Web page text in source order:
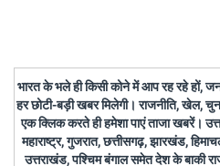
भारत के भले ही किसी कोने में आप रह रहे हों,
हर छोटी-बड़ी खबर मिलेगी। राजनीति, खेल,
एक क्लिक करते ही हमेशा पाएं ताजा खबरें।
महाराष्ट्र, गुजरात, छत्तीसगढ़, झारखंड,
उत्तराखंड, पश्चिम बंगाल समेत देश के बाकी